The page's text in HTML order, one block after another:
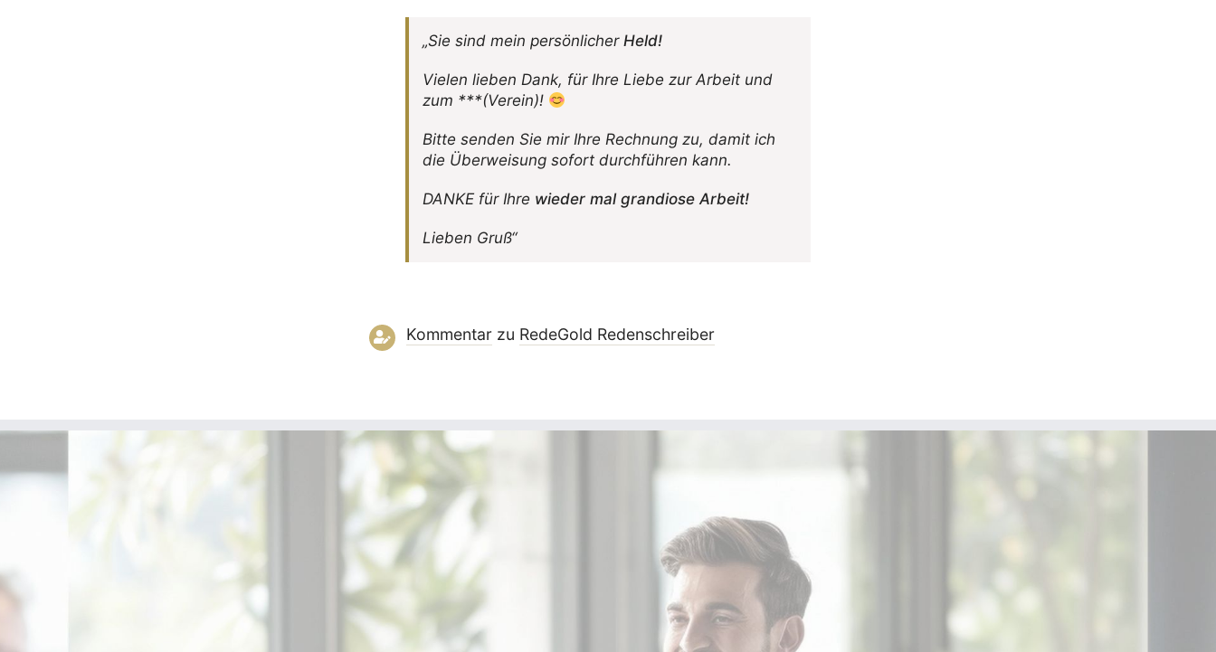
„Sie sind mein persön­li­cher Held!
Vielen lieben Dank, für Ihre Liebe zur Arbeit und
zum ***(Verein)!
Bitte senden Sie mir Ihre Rech­nung zu, damit ich
die Über­wei­sung sofort durch­führen kann.
DANKE für Ihre wieder mal gran­diose Arbeit!
Lieben Gruß“
Kommentarzu RedeGold Reden­schreiber